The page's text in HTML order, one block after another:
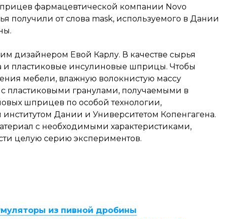
фармацевтической компании Novo
получили от слова mask, используемого в Дании
дизайнером Евой Карлу. В качестве сырья
и пластиковые инсулиновые шприцы. Чтобы
мебели, влажную волокнистую массу
пластиковыми гранулами, получаемыми в
шприцев по особой технологии,
Дании и Университетом Копенгагена.
с необходимыми характеристиками,
целую серию экспериментов.
из пивной дробины